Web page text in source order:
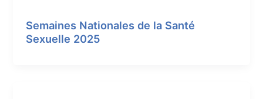
Semaines Nationales de la Santé
Sexuelle 2025